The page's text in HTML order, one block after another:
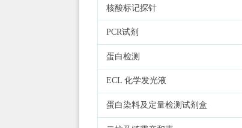
核酸标记探针
PCR试剂
蛋白检测
ECL 化学发光液
蛋白染料及定量检测试剂盒